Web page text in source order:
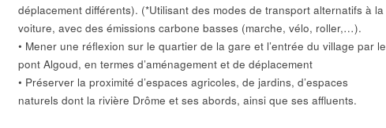
déplacement différents). (*Utilisant des modes de transport alternatifs à la
voiture, avec des émissions carbone basses (marche, vélo, roller,…).
• Mener une réflexion sur le quartier de la gare et l’entrée du village par le
pont Algoud, en termes d’aménagement et de déplacement
• Préserver la proximité d’espaces agricoles, de jardins, d’espaces
naturels dont la rivière Drôme et ses abords, ainsi que ses affluents.